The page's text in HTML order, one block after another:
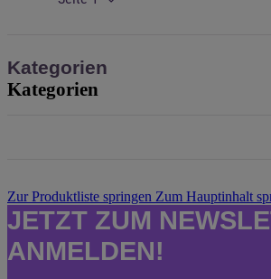
Kategorien
Kategorien
Zur Produktliste springen Zum Hauptinhalt
JETZT ZUM
ANMELDEN!